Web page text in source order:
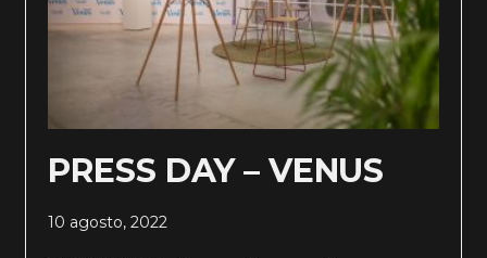
PRESS DAY – VENUS
10 agosto, 2022